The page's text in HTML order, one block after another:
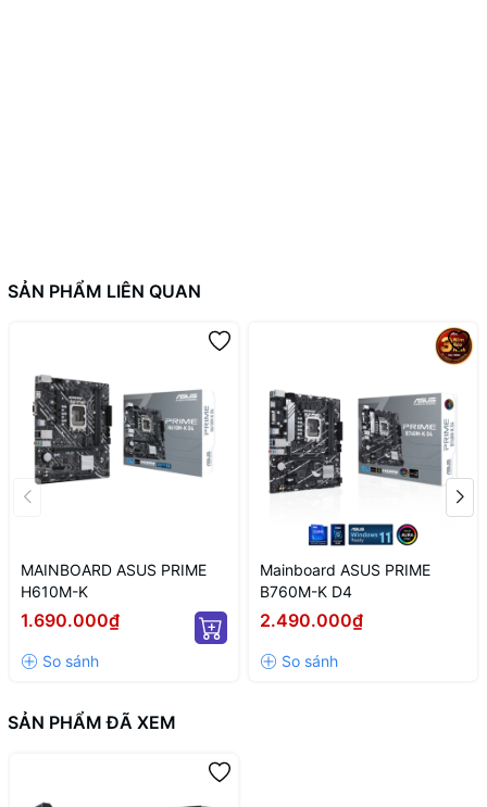
SẢN PHẨM LIÊN QUAN
MAINBOARD ASUS PRIME
H610M-K
1.690.000₫
Mainboard ASUS PRIME
B760M-K D4
2.490.000₫
SẢN PHẨM ĐÃ XEM